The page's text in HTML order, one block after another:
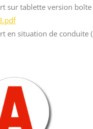
sur tablette version
en situation de conduite